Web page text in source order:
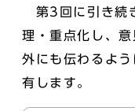
第3回に引き続
理・重点化し、
外にも伝わるよ
有します。